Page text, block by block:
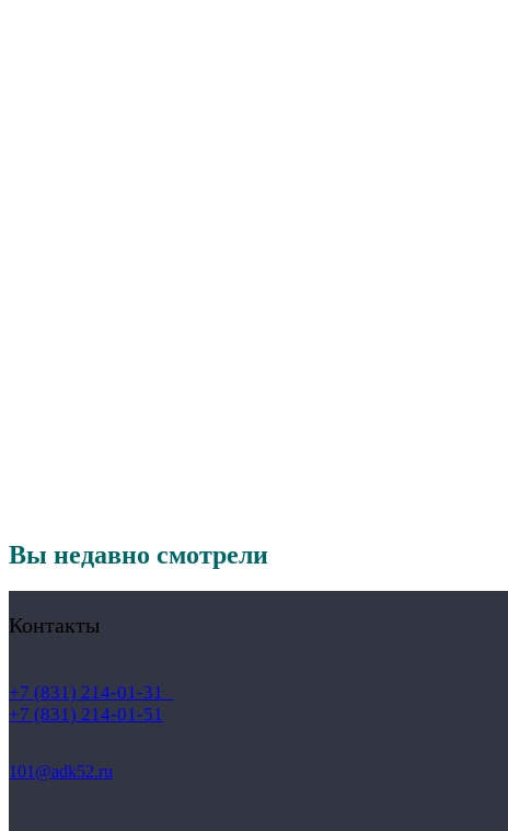
Вы недавно смотрели
Контакты
+7 (831) 214-01-31
+7 (831) 214-01-51
101@adk52.ru